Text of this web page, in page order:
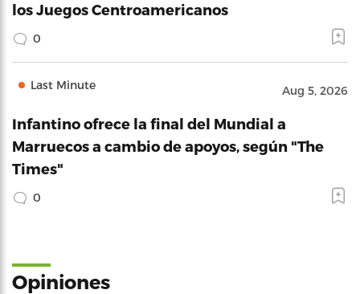
los Juegos Centroamericanos
0
Last Minute Aug 5, 2026
Infantino ofrece la final del Mundial a
Marruecos a cambio de apoyos, según "The
Times"
0
Opiniones